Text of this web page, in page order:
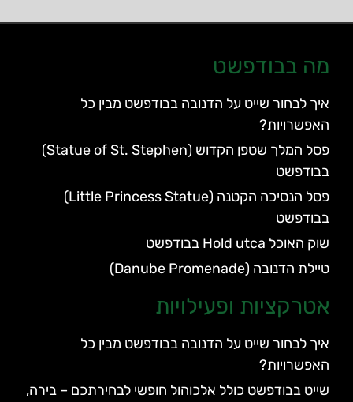
מה בבודפשט
איך לבחור שייט על הדנובה בבודפשט מבין כל
האפשרויות?
פסל המלך שטפן הקדוש (Statue of St. Stephen)
בבודפשט
פסל הנסיכה הקטנה (Little Princess Statue)
בבודפשט
שוק האוכל Hold utca בבודפשט
טיילת הדנובה (Danube Promenade)
אטרקציות ופעילויות
איך לבחור שייט על הדנובה בבודפשט מבין כל
האפשרויות?
שייט בבודפשט כולל אלכוהול חופשי לבחירתכם – בירה,